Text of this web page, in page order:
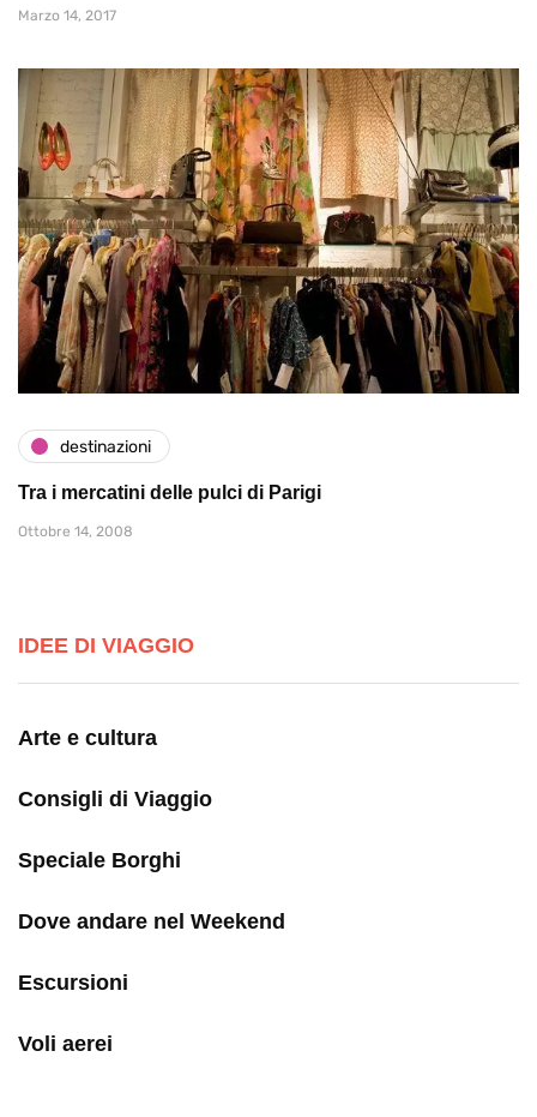
Marzo 14, 2017
destinazioni
Tra i mercatini delle pulci di Parigi
Ottobre 14, 2008
IDEE DI VIAGGIO
Arte e cultura
Consigli di Viaggio
Speciale Borghi
Dove andare nel Weekend
Escursioni
Voli aerei